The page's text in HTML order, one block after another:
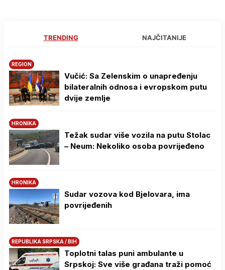
TRENDING NAJČITANIJE
REGION
Vučić: Sa Zelenskim o unapređenju
bilateralnih odnosa i evropskom putu
dvije zemlje
HRONIKA
Težak sudar više vozila na putu Stolac
– Neum: Nekoliko osoba povrijeđeno
HRONIKA
Sudar vozova kod Bjelovara, ima
povrijeđenih
REPUBLIKA SRPSKA / BIH
Toplotni talas puni ambulante u
Srpskoj: Sve više građana traži pomoć